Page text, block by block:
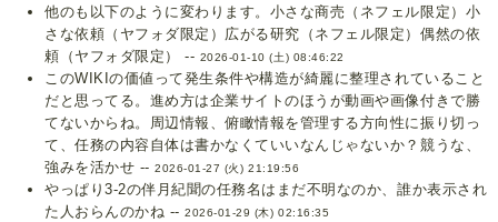
他のも以下のように変わります。小さな商売（ネフェル限定）小
さな依頼（ヤフォダ限定）広がる研究（ネフェル限定）偶然の依
頼（ヤフォダ限定） -- 2026-01-10 (土) 08:46:22
このWIKIの価値って発生条件や構造が綺麗に整理されていること
だと思ってる。進め方は企業サイトのほうが動画や画像付きで勝
てないからね。周辺情報、俯瞰情報を管理する方向性に振り切っ
て、任務の内容自体は書かなくていいなんじゃないか？競うな、
強みを活かせ --2026-01-27 (火) 21:19:56
やっぱり3-2の伴月紀聞の任務名はまだ不明なのか、誰か表示され
た人おらんのかね --2026-01-29 (木) 02:16:35